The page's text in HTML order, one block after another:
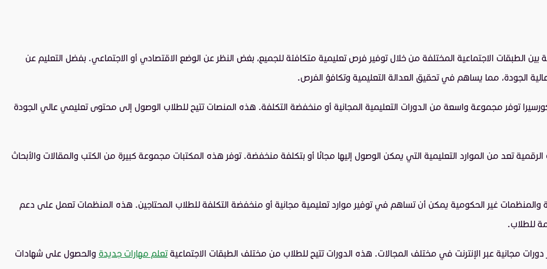
بين الطبقات الاجتماعية المختلفة من خلال توفير فرص تعليمية متكافئة للجميع، بغض النظر عن الوضع الاقتصادي أو الاجتماعي. بفضل التعليم عن
الجودة، مما يساهم في تحقيق العدالة التعليمية وتكافؤ الفرص.
توفر مجموعة واسعة من الدورات التعليمية المجانية أو منخفضة التكلفة. هذه المنصات تتيح للطلاب الوصول إلى محتوى تعليمي عالي الجودة
الرقمية تعد من الموارد التعليمية التي يمكن الوصول إليها مجانًا أو بتكلفة منخفضة. توفر هذه المكتبات مجموعة كبيرة من الكتب والمقالات والأبحاث
والمنظمات غير الحكومية يمكن أن تساهم في توفير موارد تعليمية مجانية أو منخفضة التكلفة للطلاب المحتاجين. هذه المنظمات تعمل على دعم
للطلاب.
دورات مجانية عبر الإنترنت في مختلف المجالات. هذه الدورات تتيح للطلاب من مختلف الطبقات الاجتماعيةتعلم مهارات جديدة والحصول على شهادات